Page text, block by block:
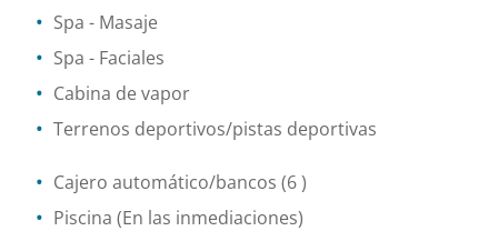
Spa - Masaje
Spa - Faciales
Cabina de vapor
Terrenos deportivos/pistas deportivas
Cajero automático/bancos (6 )
Piscina (En las inmediaciones)